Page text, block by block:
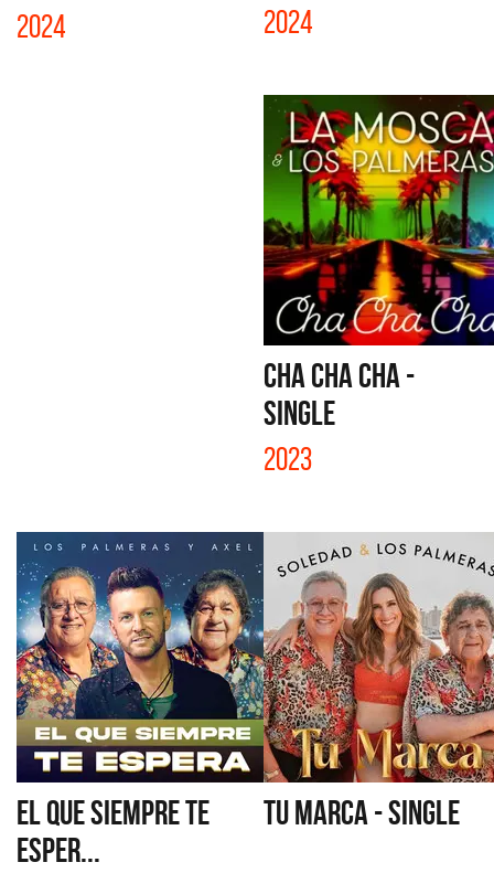
2024 2024
CHA CHA CHA -
SINGLE
2023
EL QUE SIEMPRE TE
ESPER...
TU MARCA - SINGLE